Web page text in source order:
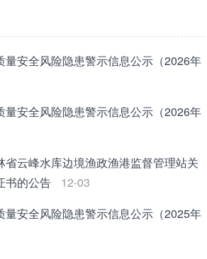
量安全风险隐患警示信息公示（2026年
量安全风险隐患警示信息公示（2026年
省云峰水库边境渔政渔港监督管理站关
书的公告
12-03
量安全风险隐患警示信息公示（2025年